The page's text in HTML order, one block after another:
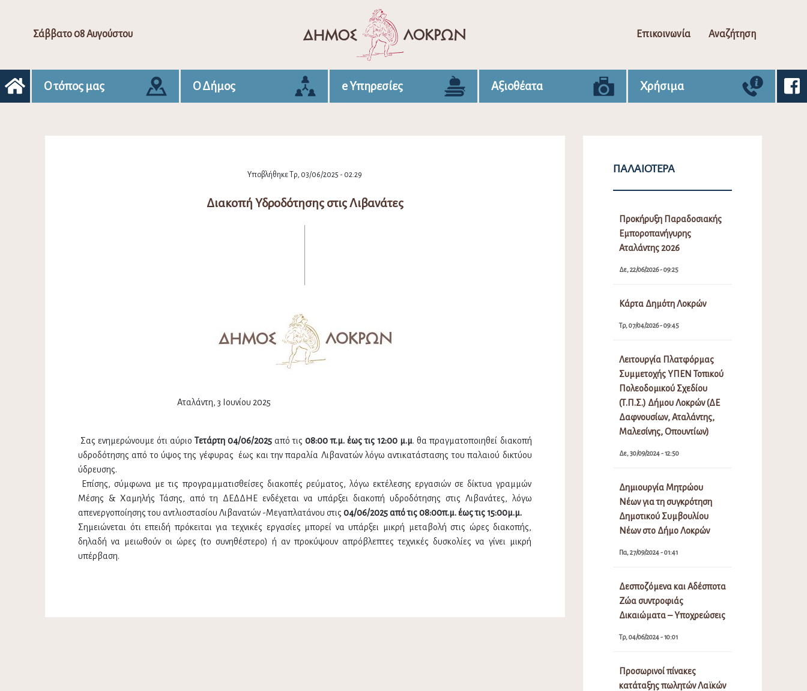
Σάββατο 08 Αυγούστου Επικοινωνία Αναζήτηση
Ο τόπος μας Ο Δήμος e Υπηρεσίες Αξιοθέατα Χρήσιμα
Υποβλήθηκε Τρ, 03/06/2025 - 02:29
Διακοπή Υδροδότησης στις Λιβανάτες
Αταλάντη, 3 Ιουνίου 2025
Σας ενημερώνουμε ότι αύριο Τετάρτη 04/06/2025από τις08:00 π.μ. έως τις 12:00 μ.μ. θα πραγματοποιηθεί διακοπή
υδροδότησης από το ύψος της γέφυρας έως και την παραλία Λιβανατών λόγω αντικατάστασης του παλαιού δικτύου
ύδρευσης.
Επίσης, σύμφωνα με τις προγραμματισθείσες διακοπές ρεύματος, λόγω εκτέλεσης εργασιών σε δίκτυα γραμμών
Μέσης & Χαμηλής Τάσης, από τη ΔΕΔΔΗΕ ενδέχεται να υπάρξει διακοπή υδροδότησης στις Λιβανάτες, λόγω
απενεργοποίησης του αντλιοστασίου Λιβανατών -Μεγαπλατάνου στις 04/06/2025 από τις 08:00π.μ. έως τις 15:00μ.μ.
Σημειώνεται ότι επειδή πρόκειται για τεχνικές εργασίες μπορεί να υπάρξει μικρή μεταβολή στις ώρες διακοπής,
δηλαδή να μειωθούν οι ώρες (το συνηθέστερο) ή αν προκύψουν απρόβλεπτες τεχνικές δυσκολίες να γίνει μικρή
υπέρβαση.
ΠΑΛΑΙΌΤΕΡΑ
Προκήρυξη Παραδοσιακής
Εμποροπανήγυρης
Αταλάντης 2026
Δε, 22/06/2026 - 09:25
Κάρτα Δημότη Λοκρών
Τρ, 07/04/2026 - 09:45
Λειτουργία Πλατφόρμας
Συμμετοχής ΥΠΕΝ Τοπικού
Πολεοδομικού Σχεδίου
(Τ.Π.Σ.) Δήμου Λοκρών (ΔΕ
Δαφνουσίων, Αταλάντης,
Μαλεσίνης, Οπουντίων)
Δε, 30/09/2024 - 12:50
Δημιουργία Μητρώου
Νέων για τη συγκρότηση
Δημοτικού Συμβουλίου
Νέων στο Δήμο Λοκρών
Πα, 27/09/2024 - 01:41
Δεσποζόμενα και Αδέσποτα
Ζώα συντροφιάς
Δικαιώματα – Υποχρεώσεις
Τρ, 04/06/2024 - 10:01
Προσωρινοί πίνακες
κατάταξης πωλητών Λαϊκών